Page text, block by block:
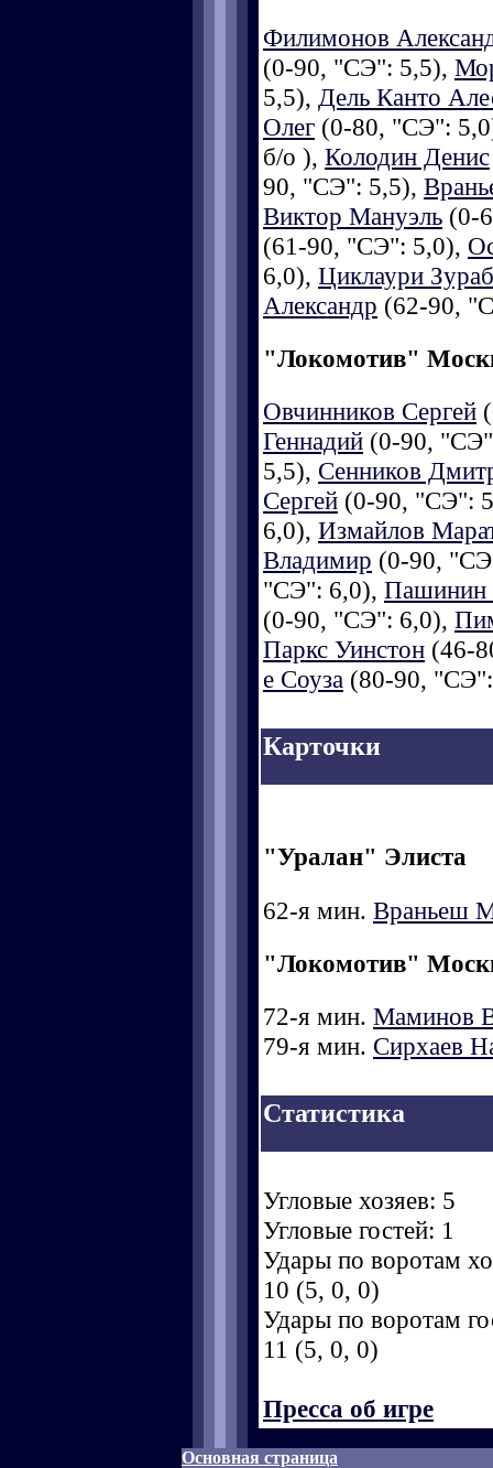
Филимонов
(0-90, "СЭ": 5,5),
5,5), Дель Канто
Олег (0-80, "СЭ":
б/о ), Колодин Денис
90, "СЭ": 5,5),
Виктор Мануэль (0-
(61-90, "СЭ": 5,0),
6,0), Циклаури Зураб
Александр (62-90,
"Локомотив"
Овчинников Сергей
Геннадий (0-90,
5,5), Сенников
Сергей (0-90, "СЭ":
6,0), Измайлов
Владимир (0-90,
"СЭ": 6,0), Пашинин
(0-90, "СЭ": 6,0),
Паркс Уинстон (46-
е Соуза (80-90,
Карточки
"Уралан" Элиста
62-я мин. Враньеш
"Локомотив"
72-я мин. Маминов
79-я мин. Сирхаев
Статистика
Угловые хозяев: 5
Угловые гостей: 1
Удары по воротам
10 (5, 0, 0)
Удары по воротам
11 (5, 0, 0)
Пресса об игре
Основная страница